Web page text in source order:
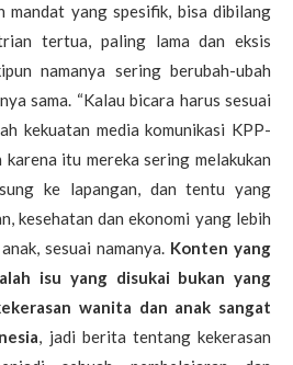
mandat yang spesifik, bisa dibilang
tertua, paling lama dan eksis
namanya sering berubah-ubah
sama. “Kalau bicara harus sesuai
kekuatan media komunikasi KPP-
karena itu mereka sering melakukan
ke lapangan, dan tentu yang
kesehatan dan ekonomi yang lebih
sesuai namanya. Konten yang
isu yang disukai bukan yang
wanita dan anak sangat
, jadi berita tentang kekerasan